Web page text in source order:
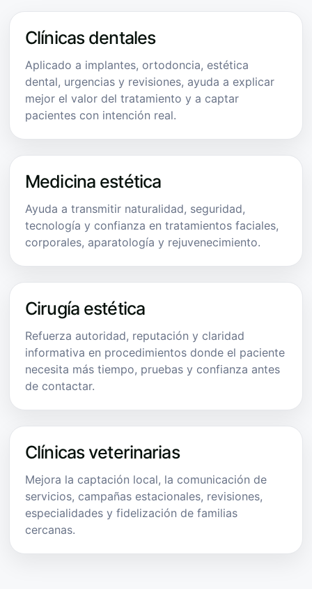
Clínicas dentales
Aplicado a implantes, ortodoncia, estética
dental, urgencias y revisiones, ayuda a explicar
mejor el valor del tratamiento y a captar
pacientes con intención real.
Medicina estética
Ayuda a transmitir naturalidad, seguridad,
tecnología y confianza en tratamientos faciales,
corporales, aparatología y rejuvenecimiento.
Cirugía estética
Refuerza autoridad, reputación y claridad
informativa en procedimientos donde el paciente
necesita más tiempo, pruebas y confianza antes
de contactar.
Clínicas veterinarias
Mejora la captación local, la comunicación de
servicios, campañas estacionales, revisiones,
especialidades y fidelización de familias
cercanas.